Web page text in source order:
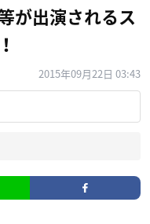
が出演されるス
2015年09月22日 03:43